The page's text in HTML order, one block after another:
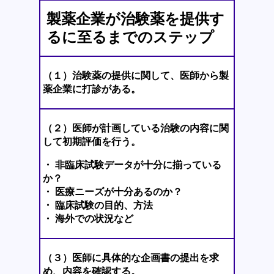
製薬企業が治験薬を提供す
るに至るまでのステップ
（１）治験薬の提供に関して、医師から製
薬企業に打診がある。
（２）医師が計画している治験の内容に関
して初期評価を行う。
・ 非臨床試験データが十分に揃っている
か？
・ 医療ニーズが十分あるのか？
・ 臨床試験の目的、方法
・ 海外での状況など
（３）医師に具体的な企画書の提出を求
め、内容を確認する。